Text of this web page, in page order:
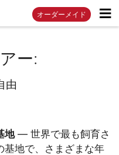
オーダーメイド
ー:
由
地— 世界で最も飼育さ
基地で、さまざまな年